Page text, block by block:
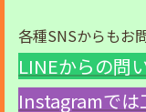
各種SNSからもお
LINEからの問
Instagramでは